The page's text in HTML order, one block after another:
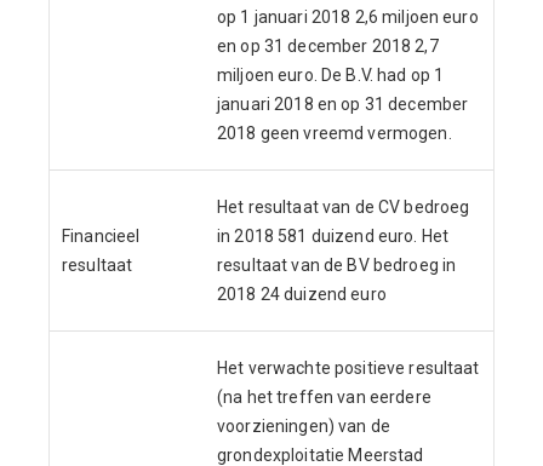
op 1 januari 2018 2,6 miljoen euro
en op 31 december 2018 2,7
miljoen euro. De B.V. had op 1
januari 2018 en op 31 december
2018 geen vreemd vermogen.
Financieel
resultaat
Het resultaat van de CV bedroeg
in 2018 581 duizend euro. Het
resultaat van de BV bedroeg in
2018 24 duizend euro
Het verwachte positieve resultaat
(na het treffen van eerdere
voorzieningen) van de
grondexploitatie Meerstad